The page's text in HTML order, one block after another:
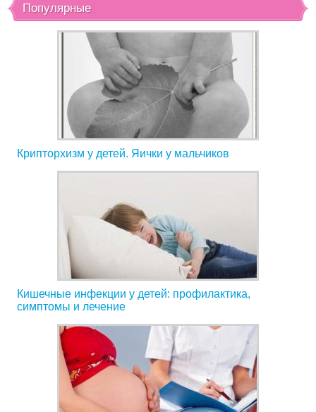
Популярные
Крипторхизм у детей. Яички у мальчиков
Кишечные инфекции у детей: профилактика,
симптомы и лечение